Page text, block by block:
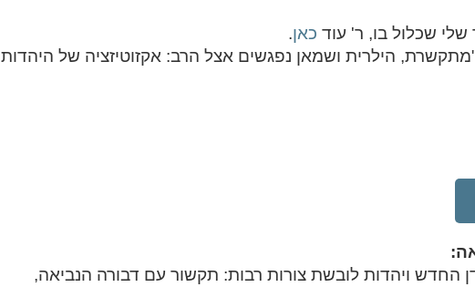
שכלול בו, ר' עוד כאן.
הילרית ושמאן נפגשים אצל הרב: אקזוטיזציה של היהדות
החדש ויהדות לובשת צורות רבות: תקשור עם דבורה הנביאה,